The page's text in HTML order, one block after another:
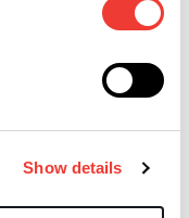
Show details